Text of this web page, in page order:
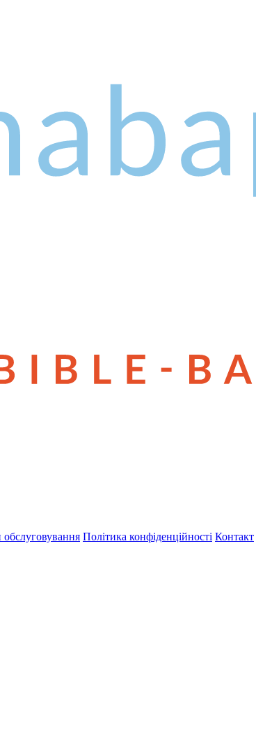
Політика конфіденційності Контакт